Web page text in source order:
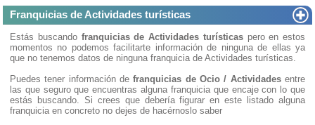
Franquicias de Actividades turísticas
Estás buscando franquicias de Actividades turísticaspero en estos
momentos no podemos facilitarte información de ninguna de ellas ya
que no tenemos datos de ninguna franquicia de Actividades turísticas.
Puedes tener información defranquicias de Ocio / Actividadesentre
las que seguro que encuentras alguna franquicia que encaje con lo que
estás buscando. Si crees que debería figurar en este listado alguna
franquicia en concreto no dejes de hacérnoslo saber